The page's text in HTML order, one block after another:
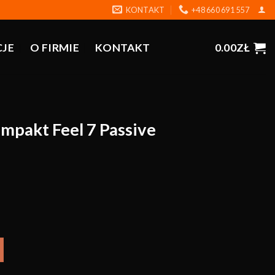
KONTAKT +48 660 691 557
O FIRMIE KONTAKT 0.00ZŁ
Feel 7 Passive